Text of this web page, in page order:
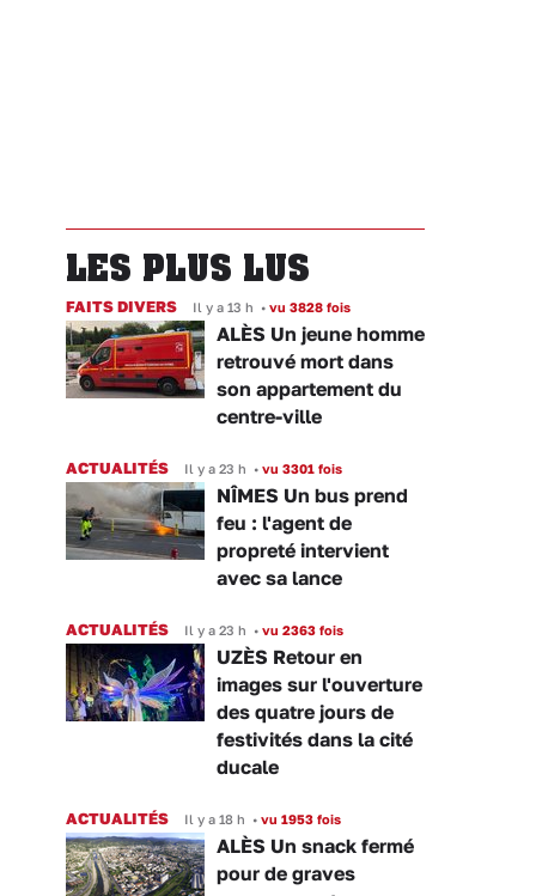
LES PLUS LUS
FAITS DIVERS Il y a 13 h • vu 3828 fois
ALÈS Un jeune homme
retrouvé mort dans
son appartement du
centre-ville
ACTUALITÉS Il y a 23 h • vu 3301 fois
NÎMES Un bus prend
feu : l'agent de
propreté intervient
avec sa lance
ACTUALITÉS Il y a 23 h • vu 2363 fois
UZÈS Retour en
images sur l'ouverture
des quatre jours de
festivités dans la cité
ducale
ACTUALITÉS Il y a 18 h • vu 1953 fois
ALÈS Un snack fermé
pour de graves